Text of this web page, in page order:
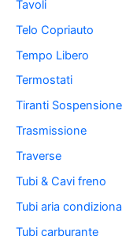
Tavoli
Telo Copriauto
Tempo Libero
Termostati
Tiranti Sospensione
Trasmissione
Traverse
Tubi & Cavi freno
Tubi aria
Tubi carburante